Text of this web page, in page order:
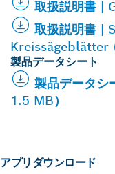
取扱説明書 |
取扱説明書 |
Kreissägeblätter
製品データシート
製品データ
1.5 MB）
アプリダウンロード